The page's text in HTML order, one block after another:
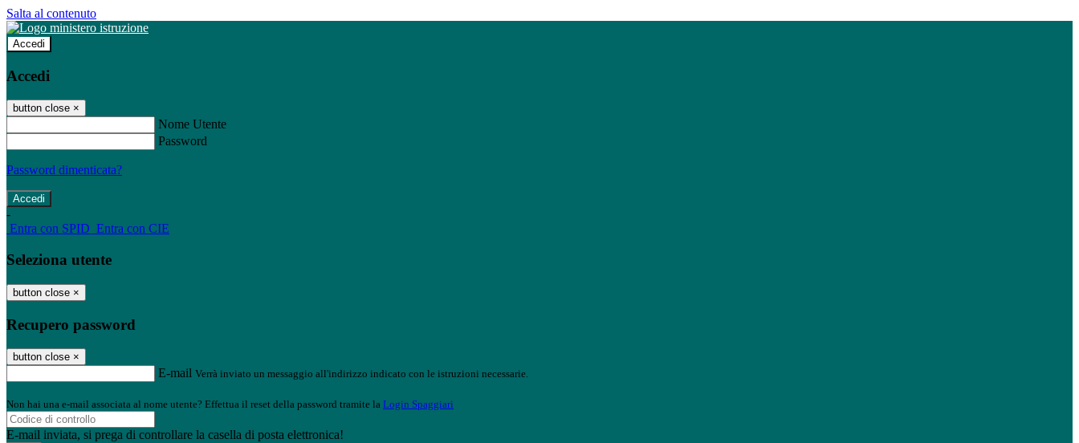
Salta al contenuto
Accedi
Accedi
button close ×
Nome Utente
Password
Password dimenticata?
-
Entra con SPID Entra con CIE
Seleziona utente
button close ×
Recupero password
button close ×
E-mail Verrà inviato un messaggio all'indirizzo indicato con le istruzioni necessarie.
Non hai una e-mail associata al nome utente? Effettua il reset della password tramite la Login Spaggiari
E-mail inviata, si prega di controllare la casella di posta elettronica!